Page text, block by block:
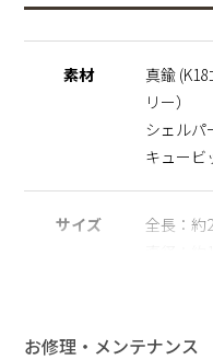
リングまで活躍するマス
ない方やシンプルなピア
シェルパールは汗や水に
ルフリーを使用し肌にや
ギーを防ぐために、ニッ
します。
す。
素材
真鍮
リー）
シェルパ
キュービ
サイズ
全長：約
スリッ
お修理・メンテナンス